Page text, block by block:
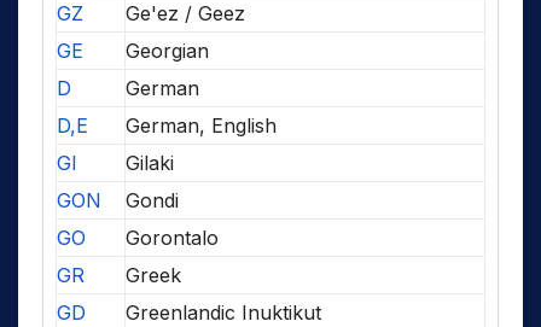
GZ
Ge'ez / Geez
GE
Georgian
D
German
D,E
German, English
GI
Gilaki
GON
Gondi
GO
Gorontalo
GR
Greek
GD
Greenlandic Inuktikut